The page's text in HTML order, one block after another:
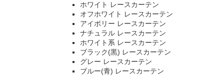
ホワイト レースカーテン
オフホワイト レースカーテン
アイボリー レースカーテン
ナチュラル レースカーテン
ホワイト系 レースカーテン
ブラック(黒) レースカーテン
グレー レースカーテン
ブルー(青) レースカーテン